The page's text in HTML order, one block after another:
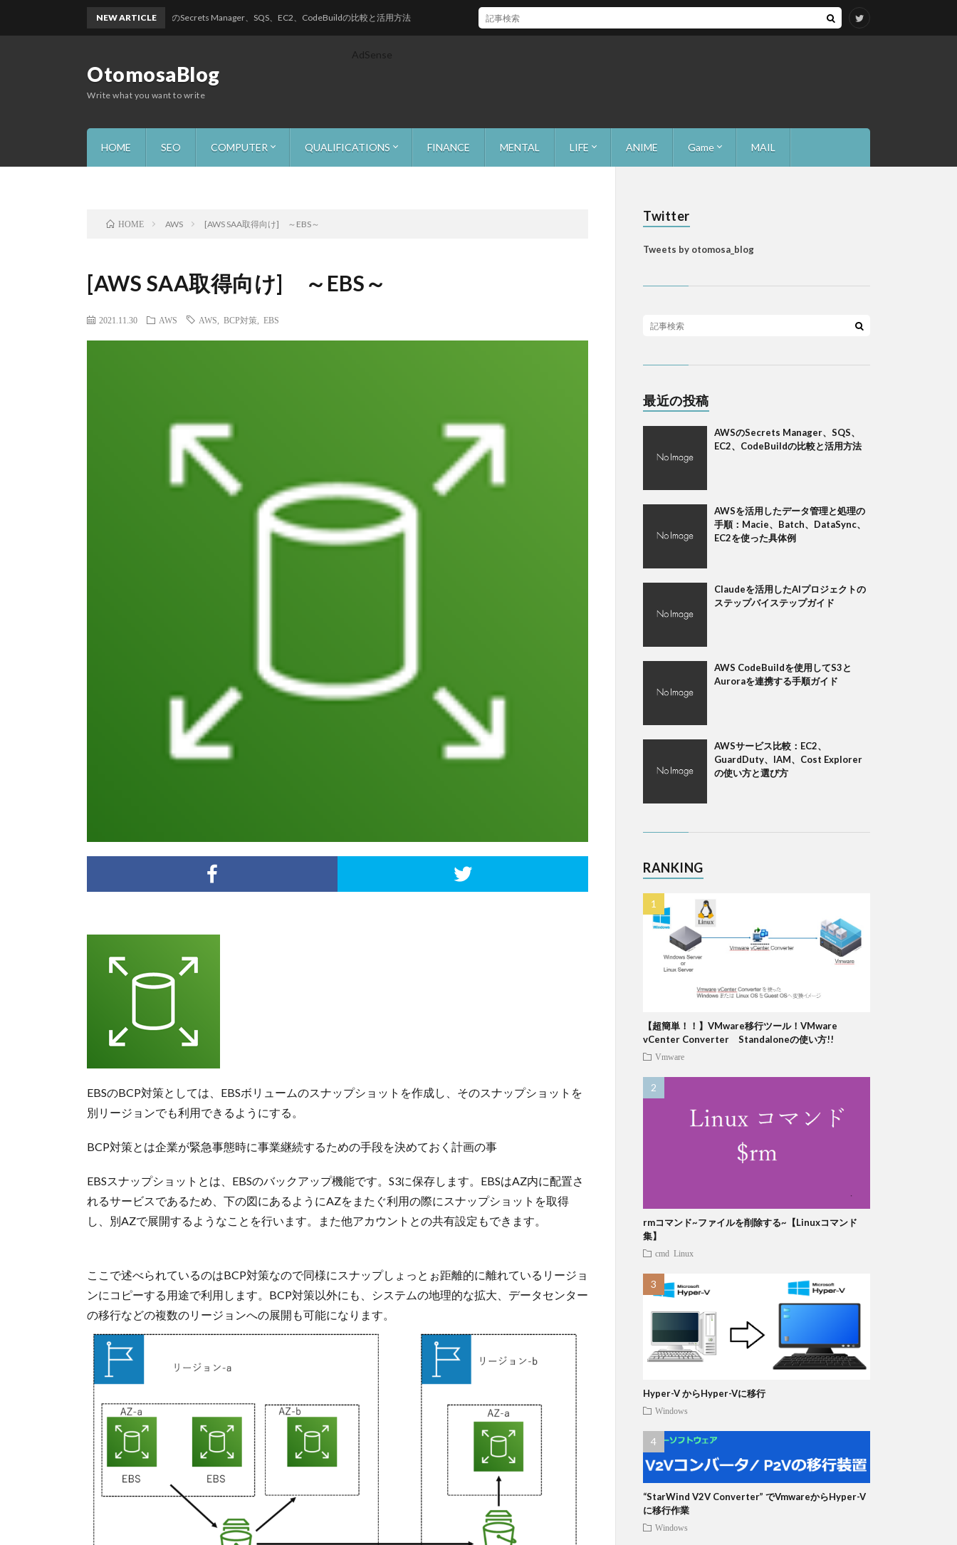
OtomosaBlog
Write what you want to write
AdSense
HOME SEO COMPUTER QUALIFICATIONS FINANCE MENTAL LIFE ANIME Game MAIL
NEW ARTICLE
AWSのSecrets Manager、SQS、EC2、CodeBuildの比較と活用方法
HOME AWS [AWS SAA取得向け] ～EBS～
[AWS SAA取得向け] ～EBS～
2021.11.30 AWS AWS BCP対策 EBS
EBSのBCP対策としては、EBSボリュームのスナップショットを作成し、そのスナップショットを
別リージョンでも利用できるようにする。
BCP対策とは企業が緊急事態時に事業継続するための手段を決めておく計画の事
EBSスナップショットとは、EBSのバックアップ機能です。S3に保存します。EBSはAZ内に配置さ
れるサービスであるため、下の図にあるようにAZをまたぐ利用の際にスナップショットを取得
し、別AZで展開するようなことを行います。また他アカウントとの共有設定もできます。
ここで述べられているのはBCP対策なので同様にスナップしょっとぉ距離的に離れているリージョ
ンにコピーする用途で利用します。BCP対策以外にも、システムの地理的な拡大、データセンター
の移行などの複数のリージョンへの展開も可能になります。
Twitter
Tweets by otomosa_blog
最近の投稿
AWSのSecrets Manager、SQS、
EC2、CodeBuildの比較と活用方法
AWSを活用したデータ管理と処理の
手順：Macie、Batch、DataSync、
EC2を使った具体例
Claudeを活用したAIプロジェクトの
ステップバイステップガイド
AWS CodeBuildを使用してS3と
Auroraを連携する手順ガイド
AWSサービス比較：EC2、
GuardDuty、IAM、Cost Explorer
の使い方と選び方
RANKING
【超簡単！！】VMware移行ツール！VMware
vCenter Converter Standaloneの使い方!!
Vmware
rmコマンド~ファイルを削除する~【Linuxコマンド
集】
cmd Linux
Hyper-V からHyper-Vに移行
Windows
“StarWind V2V Converter” でVmwareからHyper-V
に移行作業
Windows